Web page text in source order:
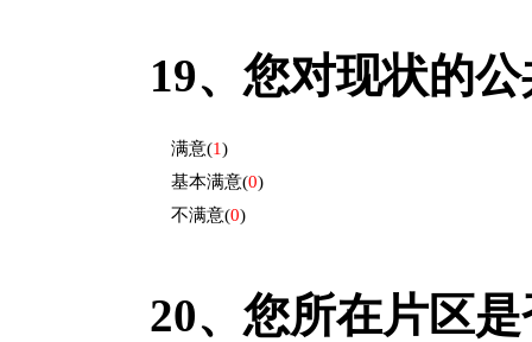
19、 您对现状的
满意(1)
基本满意(0)
不满意(0)
20、 您所在片区